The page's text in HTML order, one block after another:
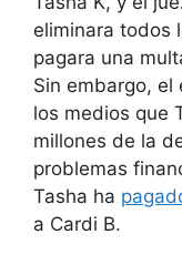
eliminara todos
pagara una
Sin embargo, el
los medios que
millones de la
problemas
Tasha ha
a Cardi B.